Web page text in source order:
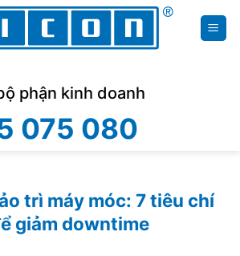
phận kinh doanh
075 080
trì máy móc: 7 tiêu chí
giảm downtime